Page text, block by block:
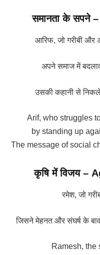
समानता के सपने –
आरिफ, जो गरीबी और
अपने समाज में
उसकी कहानी से
Arif, who struggles
by standing up
The message of social
कृषि में विजय –
रमेश, जो
जिसने मेहनत और संघर्ष के
Ramesh, the